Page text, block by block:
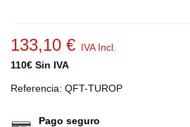
133,10 € IVA Incl.
110€ Sin IVA
Referencia: QFT-TUROP
Pago seguro